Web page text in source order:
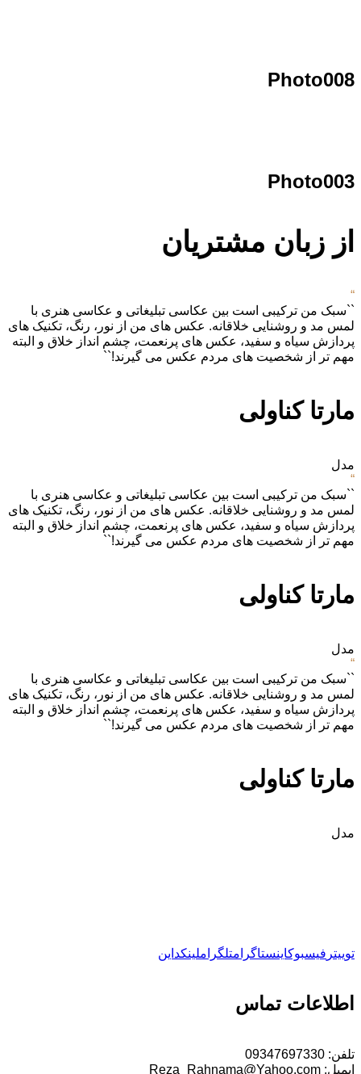
Photo008
Photo003
از زبان مشتریان
“
``سبک من ترکیبی است بین عکاسی تبلیغاتی و عکاسی هنری با
لمس مد و روشنایی خلاقانه. عکس های من از نور، رنگ، تکنیک های
پردازش سیاه و سفید، عکس های پرنعمت، چشم انداز خلاق و البته
مهم تر از شخصیت های مردم عکس می گیرند!``
مارتا کناولی
مدل
“
``سبک من ترکیبی است بین عکاسی تبلیغاتی و عکاسی هنری با
لمس مد و روشنایی خلاقانه. عکس های من از نور، رنگ، تکنیک های
پردازش سیاه و سفید، عکس های پرنعمت، چشم انداز خلاق و البته
مهم تر از شخصیت های مردم عکس می گیرند!``
مارتا کناولی
مدل
“
``سبک من ترکیبی است بین عکاسی تبلیغاتی و عکاسی هنری با
لمس مد و روشنایی خلاقانه. عکس های من از نور، رنگ، تکنیک های
پردازش سیاه و سفید، عکس های پرنعمت، چشم انداز خلاق و البته
مهم تر از شخصیت های مردم عکس می گیرند!``
مارتا کناولی
مدل
توییتر فیسبوکاینستاگرامتلگراملینکداین
اطلاعات تماس
تلفن:
ایمیل: